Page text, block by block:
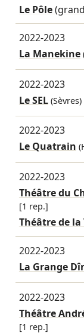
Le Pôle
2022-2023
La Manekine
2022-2023
Le SEL(Sèvres)
2022-2023
Le Quatrain
2022-2023
Théâtre du
[1 rep.]
Théâtre de la
2022-2023
La Grange
2022-2023
Théâtre
[1 rep.]